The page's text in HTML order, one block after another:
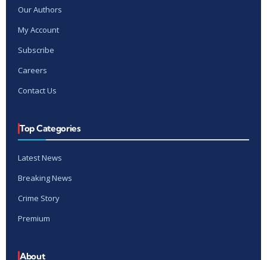
Our Authors
My Account
Subscribe
Careers
Contact Us
Top Categories
Latest News
Breaking News
Crime Story
Premium
About